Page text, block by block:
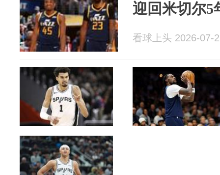
迎回米切尔5
看球上头 2026-07-